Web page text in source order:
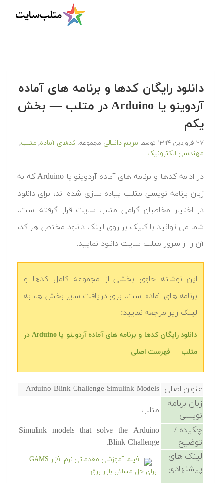
‫‫دانلود رایگان کدها و برنامه های آماده
آردوینو یا Arduino در متلب‬‬ — بخش
یکم
۲۷ فروردین ۱۳۹۴ توسط مریم دانیالی مجموعه:کدهای آماده, متلب,
مهندسی الکترونیک
‫در ادامه کدها و برنامه های آماده آردوینو یا Arduino که به
زبان برنامه نویسی متلب پیاده سازی شده اند، برای دانلود
در اختیار مخاطبان گرامی متلب سایت قرار گرفته است.
شما می توانید با کلیک بر روی لینک دانلود مختص هر کد،
آن را از سرور متلب سایت دانلود نمایید.‬
این نوشته حاوی بخشی از مجموعه کامل کدها و
برنامه های آماده است. برای دریافت سایر بخش ها، به
لینک زیر مراجعه نمایید:
‫‫دانلود رایگان کدها و برنامه های آماده آردوینو یا Arduino در
متلب‬‬ — فهرست اصلی
عنوان اصلی Arduino Blink Challenge Simulink Models
زبان برنامه
نویسی
متلب
چکیده /
توضیح
Simulink models that solve the Arduino
Blink Challenge.
لینک های
پیشنهادی
فیلم آموزشی مقدماتی نرم افزار GAMS
برای حل مسائل بازار برق